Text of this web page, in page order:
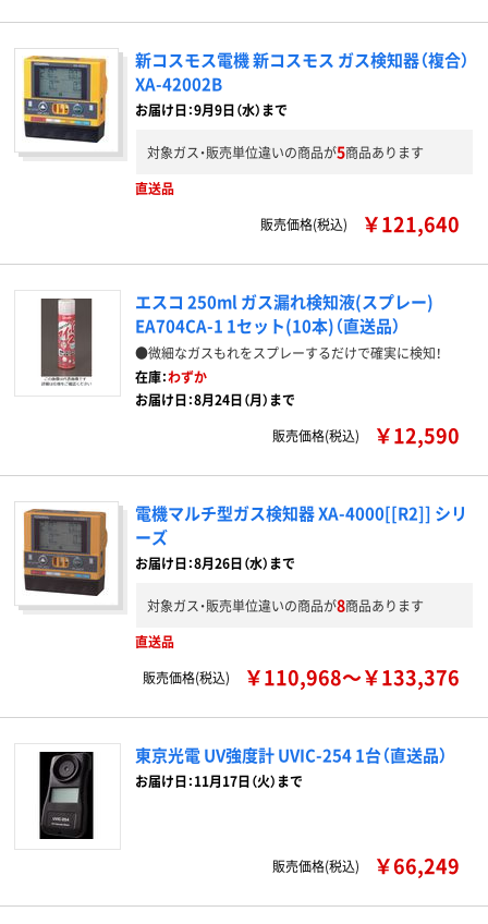
新コスモス電機 新コスモス ガス検知器（複合）
XA-42002B
お届け日：9月9日（水）まで
対象ガス・販売単位違いの商品が5商品あります
直送品
販売価格(税込)
￥121,640
エスコ 250ml ガス漏れ検知液(スプレー)
EA704CA-1 1セット(10本)（直送品）
●微細なガスもれをスプレーするだけで確実に検知！
在庫：わずか
お届け日：8月24日（月）まで
販売価格(税込)
￥12,590
電機マルチ型ガス検知器 XA-4000[[R2]] シリ
ーズ
お届け日：8月26日（水）まで
対象ガス・販売単位違いの商品が8商品あります
直送品
販売価格(税込)
￥110,968～￥133,376
東京光電 UV強度計 UVIC-254 1台（直送品）
お届け日：11月17日（火）まで
販売価格(税込) ￥66,249